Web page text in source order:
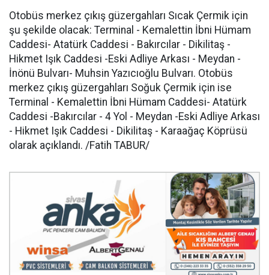
Otobüs merkez çıkış güzergahları Sıcak Çermik için
şu şekilde olacak: Terminal - Kemalettin İbni Hümam
Caddesi- Atatürk Caddesi - Bakırcılar - Dikilitaş -
Hikmet Işık Caddesi -Eski Adliye Arkası - Meydan -
İnönü Bulvarı- Muhsin Yazıcıoğlu Bulvarı. Otobüs
merkez çıkış güzergahları Soğuk Çermik için ise
Terminal - Kemalettin İbni Hümam Caddesi- Atatürk
Caddesi -Bakırcılar - 4 Yol - Meydan -Eski Adliye Arkası
- Hikmet Işık Caddesi - Dikilitaş - Karaağaç Köprüsü
olarak açıklandı. /Fatih TABUR/